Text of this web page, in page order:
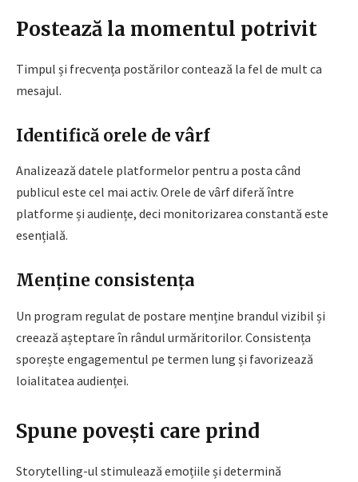
Postează la momentul potrivit
Timpul și frecvența postărilor contează la fel de mult ca
mesajul.
Identifică orele de vârf
Analizează datele platformelor pentru a posta când
publicul este cel mai activ. Orele de vârf diferă între
platforme și audiențe, deci monitorizarea constantă este
esențială.
Menține consistența
Un program regulat de postare menține brandul vizibil și
creează așteptare în rândul urmăritorilor. Consistența
sporește engagementul pe termen lung și favorizează
loialitatea audienței.
Spune povești care prind
Storytelling-ul stimulează emoțiile și determină